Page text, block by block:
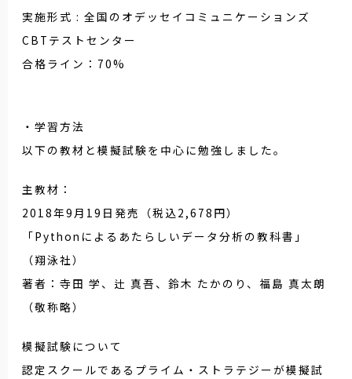
実施形式 : 全国のオデッセイコミュニケーションズ
CBTテストセンター
合格ライン：70%
・学習方法
以下の教材と模擬試験を中心に勉強しました。
主教材：
2018年9月19日発売（税込2,678円）
「Pythonによるあたらしいデータ分析の教科書」
（翔泳社）
著者：寺田 学、辻 真吾、鈴木 たかのり、福島 真太朗
（敬称略）
模擬試験について
認定スクールであるプライム・ストラテジーが模擬試